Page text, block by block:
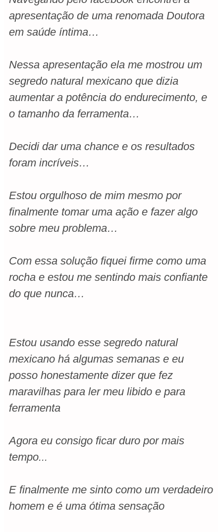
apresentação de uma renomada Doutora
em saúde íntima…
Nessa apresentação ela me mostrou um
segredo natural mexicano que dizia
aumentar a potência do endurecimento, e
o tamanho da ferramenta…
Decidi dar uma chance e os resultados
foram incríveis…
Estou orgulhoso de mim mesmo por
finalmente tomar uma ação e fazer algo
sobre meu problema…
Com essa solução fiquei firme como uma
rocha e estou me sentindo mais confiante
do que nunca…
Estou usando esse segredo natural
mexicano há algumas semanas e eu
posso honestamente dizer que fez
maravilhas para ler meu libido e para
ferramenta
Agora eu consigo ficar duro por mais
tempo...
E finalmente me sinto como um verdadeiro
homem e é uma ótima sensação